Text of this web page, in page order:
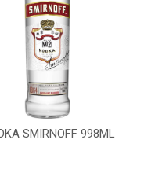
SMIRNOFF 998ML